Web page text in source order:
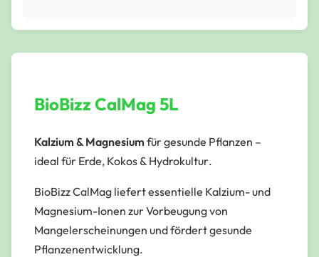
BioBizz CalMag 5L
Kalzium & Magnesium für gesunde Pflanzen –
ideal für Erde, Kokos & Hydrokultur.
BioBizz CalMag liefert essentielle Kalzium- und
Magnesium-Ionen zur Vorbeugung von
Mangelerscheinungen und fördert gesunde
Pflanzenentwicklung.